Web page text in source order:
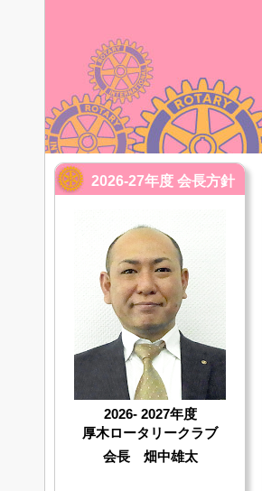
2026-27年度 会長方針
2026- 2027年度
厚木ロータリークラブ
会長 畑中雄太